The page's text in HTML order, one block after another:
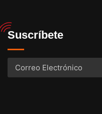
Suscríbete